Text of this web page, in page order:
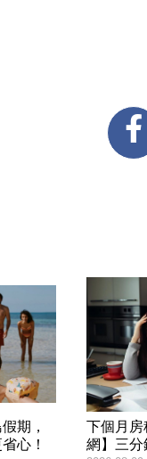
期，
心！
下個月
網】三分